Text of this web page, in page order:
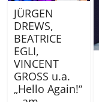
JÜRGEN
DREWS,
BEATRICE
EGLI,
VINCENT
GROSS u.a.
„Hello Again!“